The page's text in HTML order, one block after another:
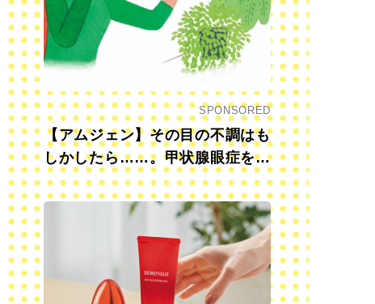
SPONSORED
【アムジェン】その目の不調はも
しかしたら……。甲状腺眼症を知
っていますか？